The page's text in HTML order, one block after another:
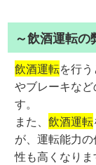
～飲酒運転の
飲酒運転を行
やブレーキな
す。
また、飲酒運転
が、運転能力
性も高くなりま